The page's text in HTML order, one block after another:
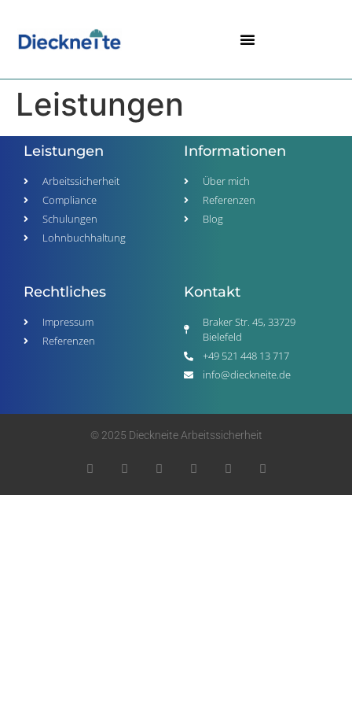
Leistungen
Leistungen
Arbeitssicherheit
Compliance
Schulungen
Lohnbuchhaltung
Informationen
Über mich
Referenzen
Blog
Rechtliches
Impressum
Referenzen
Kontakt
Braker Str. 45, 33729
Bielefeld
+49 521 448 13 717
info@dieckneite.de
© 2025 Dieckneite Arbeitssicherheit